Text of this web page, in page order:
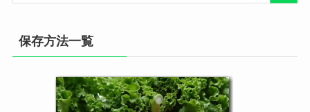
保存方法一覧